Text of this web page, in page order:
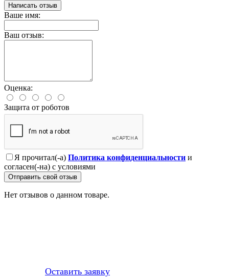
Написать отзыв
Ваше имя:
Ваш отзыв:
Оценка:
Защита от роботов
Я прочитал(-а) Политика конфиденциальности и
согласен(-на) с условиями
Отправить свой отзыв
Нет отзывов о данном товаре.
Оставить заявку